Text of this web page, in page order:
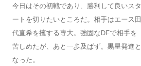
今日はその初戦であり、勝利して良いスタ
ートを切りたいところだ。相手はエース田
代直希を擁する専大。強固なDFで相手を
苦しめたが、あと一歩及ばず。黒星発進と
なった。